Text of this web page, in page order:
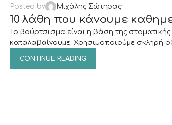
Posted by
Μιχάλης Σώτηρας
10 λάθη που κάνουμε
Το βούρτσισμα είναι η βάση της
καταλαβαίνουμε: Χρησιμοποιούμε σκληρή
CONTINUE READING